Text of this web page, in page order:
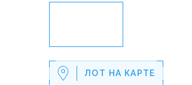
ЛОТ НА КАРТЕ